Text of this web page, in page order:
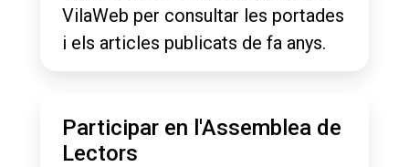
VilaWeb per consultar les portades
i els articles publicats de fa anys.
Participar en l'Assemblea de
Lectors